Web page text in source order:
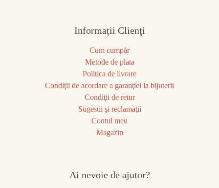
Informații Clienţi
Cum cumpăr
Metode de plata
Politica de livrare
Condiţii de acordare a garanţiei la bijuterii
Condiţii de retur
Sugestii şi reclamaţii
Contul meu
Magazin
Ai nevoie de ajutor?